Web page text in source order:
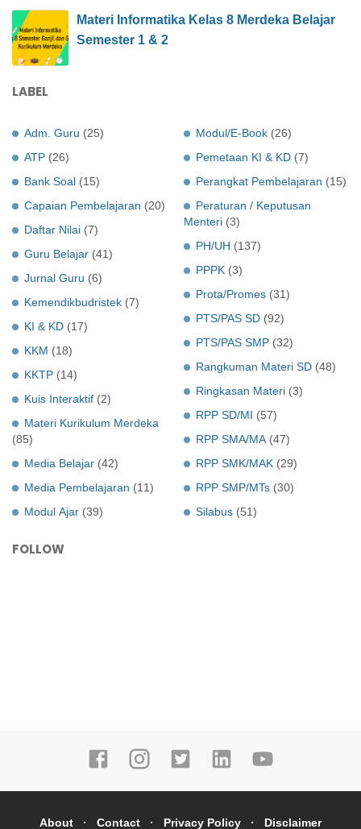
Materi Informatika Kelas 8 Merdeka Belajar
Semester 1 & 2
LABEL
Adm. Guru (25)
ATP (26)
Bank Soal (15)
Capaian Pembelajaran (20)
Daftar Nilai (7)
Guru Belajar (41)
Jurnal Guru (6)
Kemendikbudristek (7)
KI & KD (17)
KKM (18)
KKTP (14)
Kuis Interaktif (2)
Materi Kurikulum Merdeka
(85)
Media Belajar (42)
Media Pembelajaran (11)
Modul Ajar (39)
Modul/E-Book (26)
Pemetaan KI & KD (7)
Perangkat Pembelajaran (15)
Peraturan / Keputusan
Menteri (3)
PH/UH (137)
PPPK (3)
Prota/Promes (31)
PTS/PAS SD (92)
PTS/PAS SMP (32)
Rangkuman Materi SD (48)
Ringkasan Materi (3)
RPP SD/MI (57)
RPP SMA/MA (47)
RPP SMK/MAK (29)
RPP SMP/MTs (30)
Silabus (51)
FOLLOW
About Contact Privacy Policy Disclaimer